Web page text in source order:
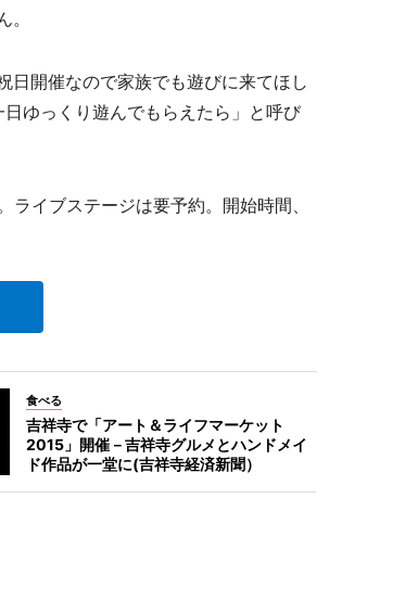
開催なので家族でも遊びに来てほし
ゆっくり遊んでもらえたら」と呼び
イブステージは要予約。開始時間、
食べる
吉祥寺で「アート＆ライフマーケット
2015」開催－吉祥寺グルメとハンドメイ
ド作品が一堂に(吉祥寺経済新聞）